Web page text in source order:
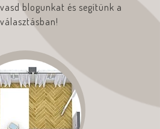
blogunkat és segítünk a